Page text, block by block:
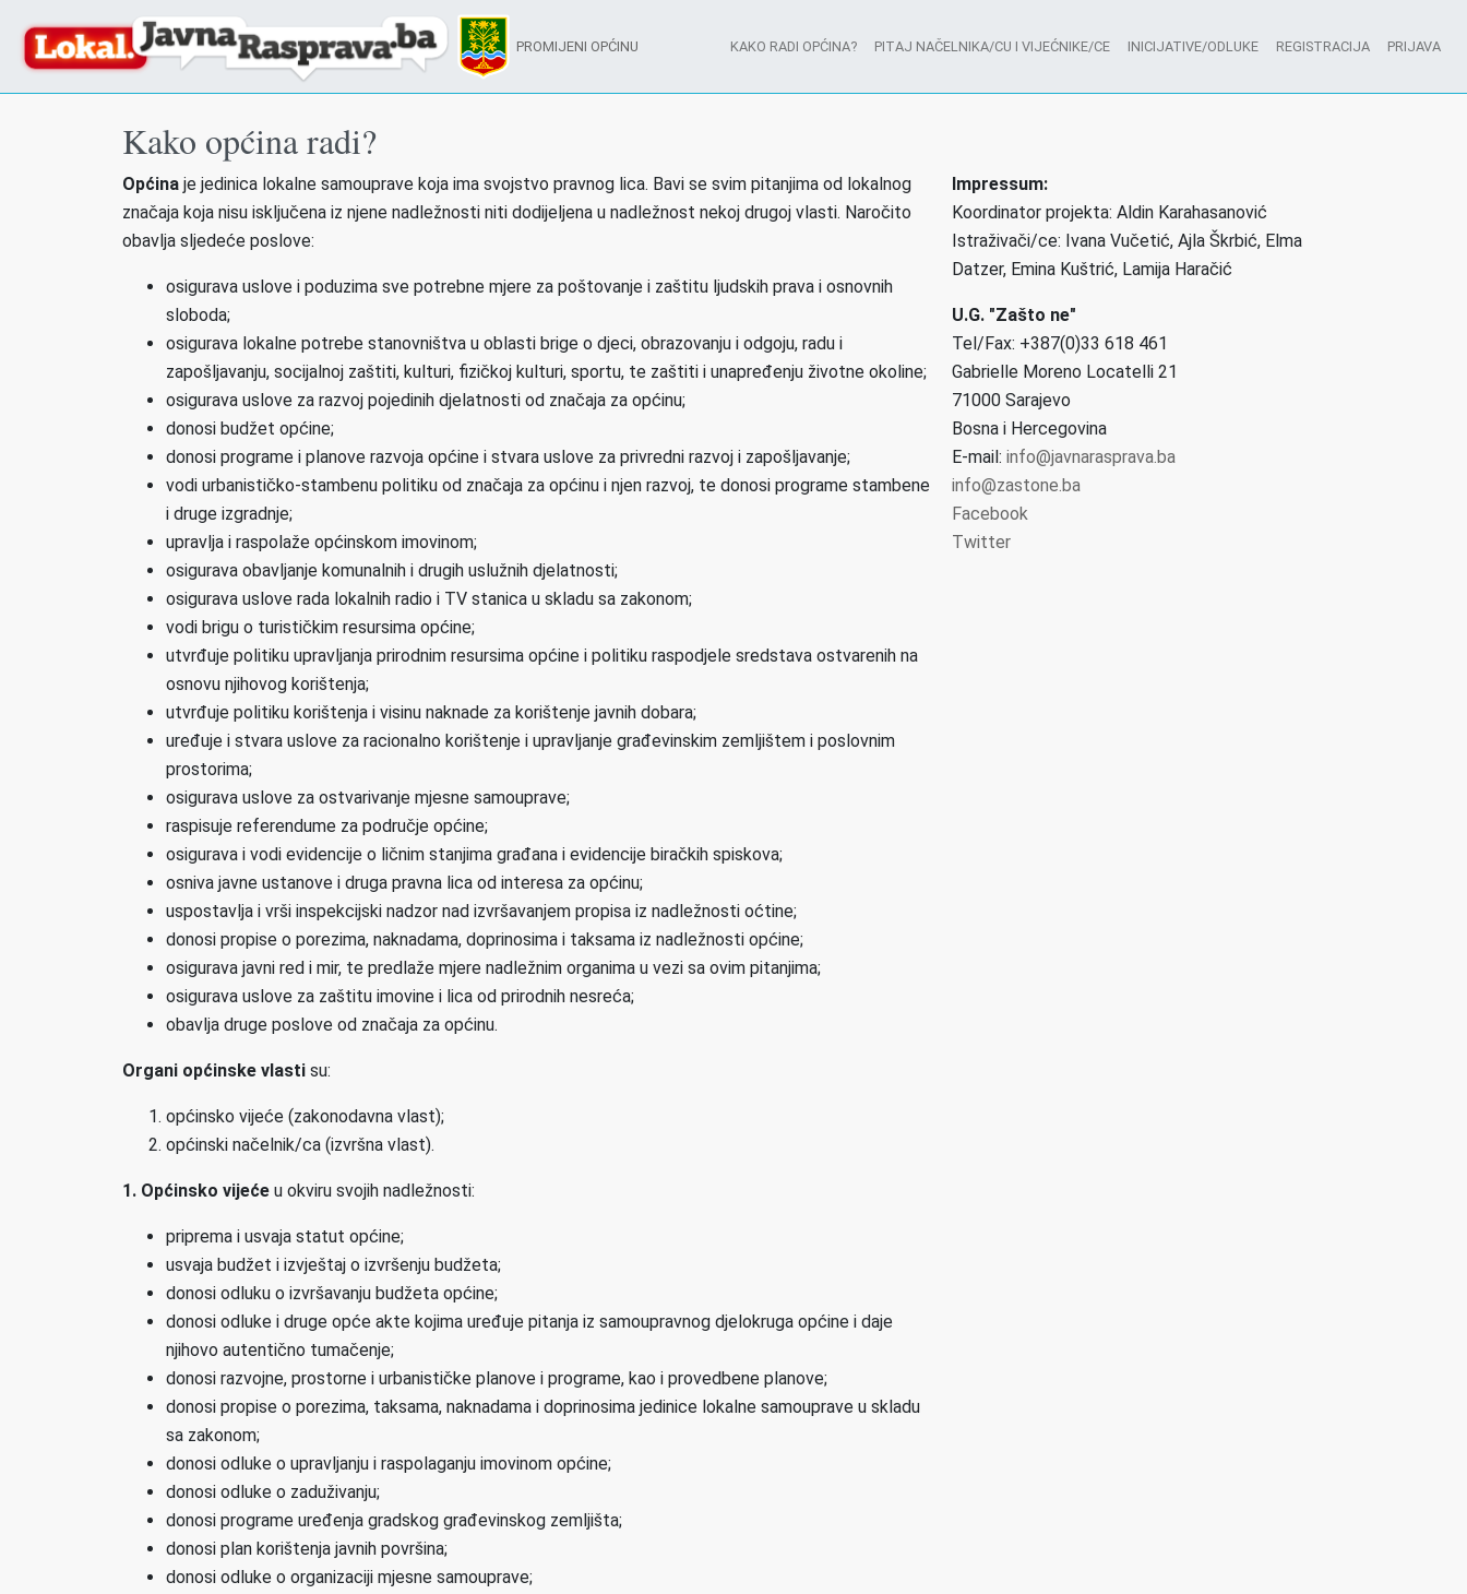
PROMIJENI OPĆINU KAKO RADI OPĆINA? PITAJ NAČELNIKA/CU I VIJEĆNIKE/CE INICIJATIVE/ODLUKE REGISTRACIJA PRIJAVA
Kako općina radi?
Općina je jedinica lokalne samouprave koja ima svojstvo pravnog lica. Bavi se svim pitanjima od lokalnog
značaja koja nisu isključena iz njene nadležnosti niti dodijeljena u nadležnost nekoj drugoj vlasti. Naročito
obavlja sljedeće poslove:
osigurava uslove i poduzima sve potrebne mjere za poštovanje i zaštitu ljudskih prava i osnovnih
sloboda;
osigurava lokalne potrebe stanovništva u oblasti brige o djeci, obrazovanju i odgoju, radu i
zapošljavanju, socijalnoj zaštiti, kulturi, fizičkoj kulturi, sportu, te zaštiti i unapređenju životne okoline;
osigurava uslove za razvoj pojedinih djelatnosti od značaja za općinu;
donosi budžet općine;
donosi programe i planove razvoja općine i stvara uslove za privredni razvoj i zapošljavanje;
vodi urbanističko-stambenu politiku od značaja za općinu i njen razvoj, te donosi programe stambene
i druge izgradnje;
upravlja i raspolaže općinskom imovinom;
osigurava obavljanje komunalnih i drugih uslužnih djelatnosti;
osigurava uslove rada lokalnih radio i TV stanica u skladu sa zakonom;
vodi brigu o turističkim resursima općine;
utvrđuje politiku upravljanja prirodnim resursima općine i politiku raspodjele sredstava ostvarenih na
osnovu njihovog korištenja;
utvrđuje politiku korištenja i visinu naknade za korištenje javnih dobara;
uređuje i stvara uslove za racionalno korištenje i upravljanje građevinskim zemljištem i poslovnim
prostorima;
osigurava uslove za ostvarivanje mjesne samouprave;
raspisuje referendume za područje općine;
osigurava i vodi evidencije o ličnim stanjima građana i evidencije biračkih spiskova;
osniva javne ustanove i druga pravna lica od interesa za općinu;
uspostavlja i vrši inspekcijski nadzor nad izvršavanjem propisa iz nadležnosti oćtine;
donosi propise o porezima, naknadama, doprinosima i taksama iz nadležnosti općine;
osigurava javni red i mir, te predlaže mjere nadležnim organima u vezi sa ovim pitanjima;
osigurava uslove za zaštitu imovine i lica od prirodnih nesreća;
obavlja druge poslove od značaja za općinu.
Organi općinske vlasti su:
općinsko vijeće (zakonodavna vlast);
općinski načelnik/ca (izvršna vlast).
1. Općinsko vijeće u okviru svojih nadležnosti:
priprema i usvaja statut općine;
usvaja budžet i izvještaj o izvršenju budžeta;
donosi odluku o izvršavanju budžeta općine;
donosi odluke i druge opće akte kojima uređuje pitanja iz samoupravnog djelokruga općine i daje
njihovo autentično tumačenje;
donosi razvojne, prostorne i urbanističke planove i programe, kao i provedbene planove;
donosi propise o porezima, taksama, naknadama i doprinosima jedinice lokalne samouprave u skladu
sa zakonom;
donosi odluke o upravljanju i raspolaganju imovinom općine;
donosi odluke o zaduživanju;
donosi programe uređenja gradskog građevinskog zemljišta;
donosi plan korištenja javnih površina;
donosi odluke o organizaciji mjesne samouprave;
Impressum:
Koordinator projekta: Aldin Karahasanović
Istraživači/ce: Ivana Vučetić, Ajla Škrbić, Elma
Datzer, Emina Kuštrić, Lamija Haračić
U.G. "Zašto ne"
Tel/Fax: +387(0)33 618 461
Gabrielle Moreno Locatelli 21
71000 Sarajevo
Bosna i Hercegovina
E-mail: info@javnarasprava.ba
info@zastone.ba
Facebook
Twitter